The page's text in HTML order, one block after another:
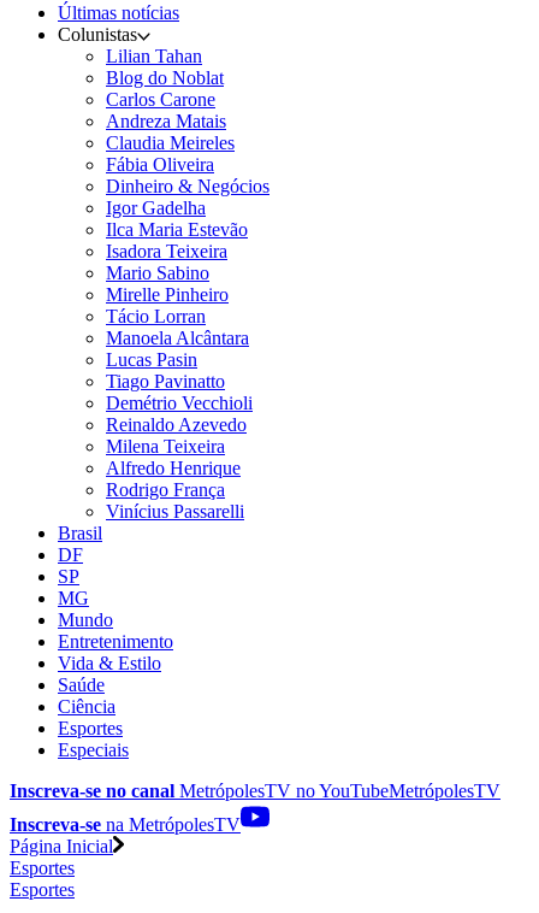
Últimas notícias
Colunistas
Lilian Tahan
Blog do Noblat
Carlos Carone
Andreza Matais
Claudia Meireles
Fábia Oliveira
Dinheiro & Negócios
Igor Gadelha
Ilca Maria Estevão
Isadora Teixeira
Mario Sabino
Mirelle Pinheiro
Tácio Lorran
Manoela Alcântara
Lucas Pasin
Tiago Pavinatto
Demétrio Vecchioli
Reinaldo Azevedo
Milena Teixeira
Alfredo Henrique
Rodrigo França
Vinícius Passarelli
Brasil
DF
SP
MG
Mundo
Entretenimento
Vida & Estilo
Saúde
Ciência
Esportes
Especiais
Inscreva-se no canal MetrópolesTV noYouTubeMetrópolesTV
Inscreva-se na MetrópolesTV
Página Inicial
Esportes
Esportes